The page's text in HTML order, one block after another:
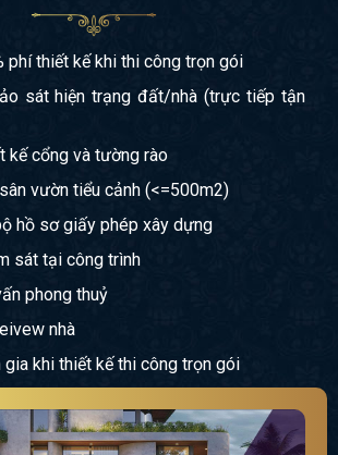
phí thiết kế khi thi công trọn gói
sát hiện trạng đất/nhà (trực tiếp tận
kế cổng và tường rào
vườn tiểu cảnh (<=500m2)
hồ sơ giấy phép xây dựng
sát tại công trình
phong thuỷ
nhà
gia khi thiết kế thi công trọn gói